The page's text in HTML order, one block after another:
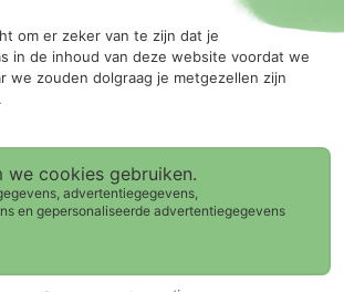
Buva Brink
AWB ATAG